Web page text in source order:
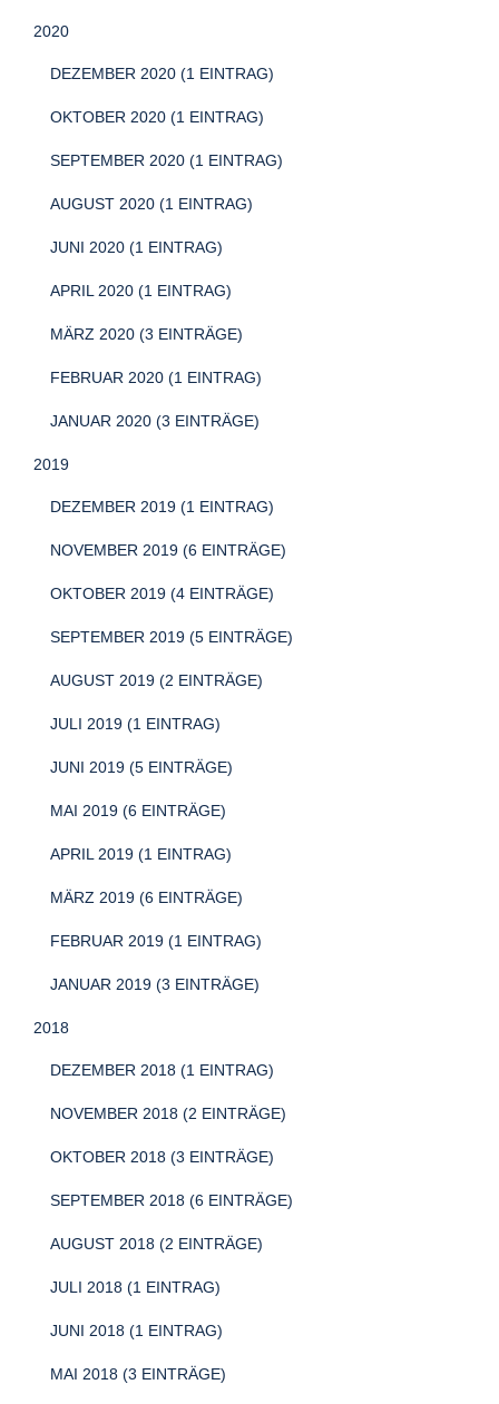
2020
DEZEMBER 2020 (1 EINTRAG)
OKTOBER 2020 (1 EINTRAG)
SEPTEMBER 2020 (1 EINTRAG)
AUGUST 2020 (1 EINTRAG)
JUNI 2020 (1 EINTRAG)
APRIL 2020 (1 EINTRAG)
MÄRZ 2020 (3 EINTRÄGE)
FEBRUAR 2020 (1 EINTRAG)
JANUAR 2020 (3 EINTRÄGE)
2019
DEZEMBER 2019 (1 EINTRAG)
NOVEMBER 2019 (6 EINTRÄGE)
OKTOBER 2019 (4 EINTRÄGE)
SEPTEMBER 2019 (5 EINTRÄGE)
AUGUST 2019 (2 EINTRÄGE)
JULI 2019 (1 EINTRAG)
JUNI 2019 (5 EINTRÄGE)
MAI 2019 (6 EINTRÄGE)
APRIL 2019 (1 EINTRAG)
MÄRZ 2019 (6 EINTRÄGE)
FEBRUAR 2019 (1 EINTRAG)
JANUAR 2019 (3 EINTRÄGE)
2018
DEZEMBER 2018 (1 EINTRAG)
NOVEMBER 2018 (2 EINTRÄGE)
OKTOBER 2018 (3 EINTRÄGE)
SEPTEMBER 2018 (6 EINTRÄGE)
AUGUST 2018 (2 EINTRÄGE)
JULI 2018 (1 EINTRAG)
JUNI 2018 (1 EINTRAG)
MAI 2018 (3 EINTRÄGE)